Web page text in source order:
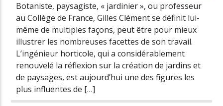
Botaniste, paysagiste, « jardinier », ou professeur
au Collège de France, Gilles Clément se définit lui-
même de multiples façons, peut être pour mieux
illustrer les nombreuses facettes de son travail.
L’ingénieur horticole, qui a considérablement
renouvelé la réflexion sur la création de jardins et
de paysages, est aujourd’hui une des figures les
plus influentes de […]